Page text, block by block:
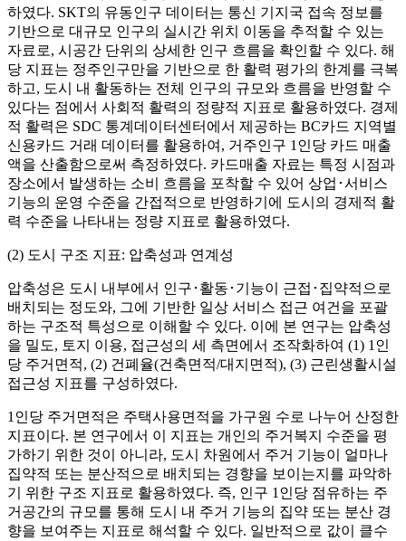
하였다. SKT의 유동인구 데이터는 통신 기지국 접속 정보를
기반으로 대규모 인구의 실시간 위치 이동을 추적할 수 있는
자료로, 시공간 단위의 상세한 인구 흐름을 확인할 수 있다. 해
당 지표는 정주인구만을 기반으로 한 활력 평가의 한계를 극복
하고, 도시 내 활동하는 전체 인구의 규모와 흐름을 반영할 수
있다는 점에서 사회적 활력의 정량적 지표로 활용하였다. 경제
적 활력은 SDC 통계데이터센터에서 제공하는 BC카드 지역별
신용카드 거래 데이터를 활용하여, 거주인구 1인당 카드 매출
액을 산출함으로써 측정하였다. 카드매출 자료는 특정 시점과
장소에서 발생하는 소비 흐름을 포착할 수 있어 상업･서비스
기능의 운영 수준을 간접적으로 반영하기에 도시의 경제적 활
력 수준을 나타내는 정량 지표로 활용하였다.
(2) 도시 구조 지표: 압축성과 연계성
압축성은 도시 내부에서 인구･활동･기능이 근접･집약적으로
배치되는 정도와, 그에 기반한 일상 서비스 접근 여건을 포괄
하는 구조적 특성으로 이해할 수 있다. 이에 본 연구는 압축성
을 밀도, 토지 이용, 접근성의 세 측면에서 조작화하여 (1) 1인
당 주거면적, (2) 건폐율(건축면적/대지면적), (3) 근린생활시설
접근성 지표를 구성하였다.
1인당 주거면적은 주택사용면적을 가구원 수로 나누어 산정한
지표이다. 본 연구에서 이 지표는 개인의 주거복지 수준을 평
가하기 위한 것이 아니라, 도시 차원에서 주거 기능이 얼마나
집약적 또는 분산적으로 배치되는 경향을 보이는지를 파악하
기 위한 구조 지표로 활용하였다. 즉, 인구 1인당 점유하는 주
거공간의 규모를 통해 도시 내 주거 기능의 집약 또는 분산 경
향을 보여주는 지표로 해석할 수 있다. 일반적으로 값이 클수